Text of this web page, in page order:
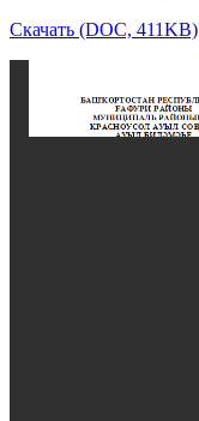
Скачать (DOC, 411KB)